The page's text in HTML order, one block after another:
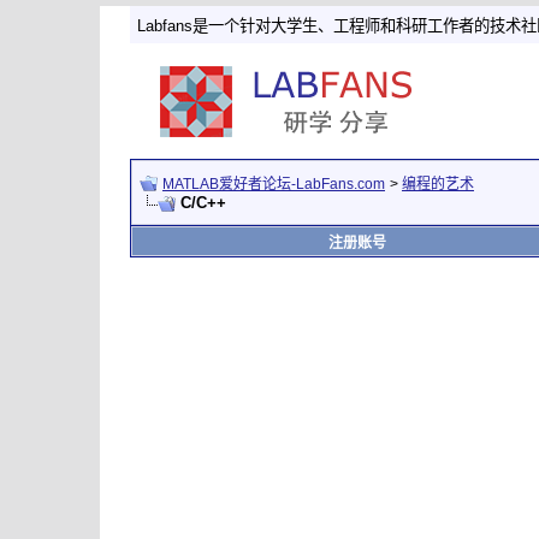
Labfans是一个针对大学生、工程师和科研工作者的技术社
MATLAB爱好者论坛-LabFans.com > 编程的艺术
C/C++
注册账号